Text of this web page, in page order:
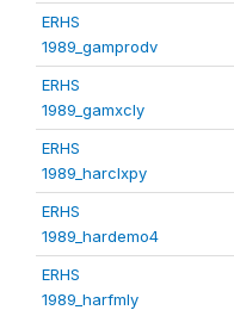
ERHS
1989_gamprodv
ERHS
1989_gamxcly
ERHS
1989_harclxpy
ERHS
1989_hardemo4
ERHS
1989_harfmly